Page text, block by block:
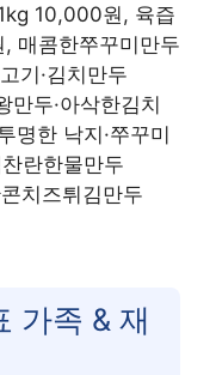
10,000원, 육즙
매콤한쭈꾸미만두
기·김치만두
두·아삭한김치
명한 낙지·쭈꾸미
란한물만두
치즈튀김만두
가족 & 재